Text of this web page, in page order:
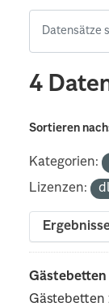
4
Sortieren nach
Kategorien:
Lizenzen:
Gästebetten
Gästebetten